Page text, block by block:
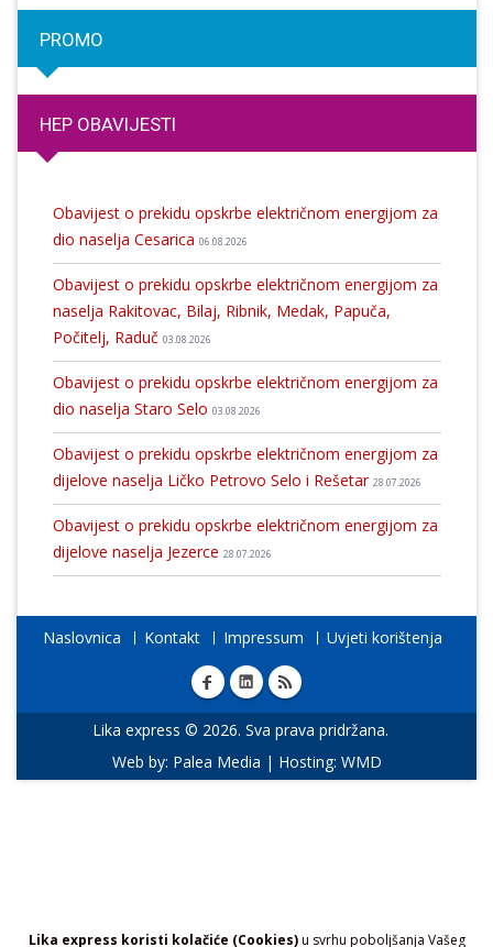
Lika express koristi kolačiće (Cookies)u svrhu poboljšanja Vašeg
PROMO
HEP OBAVIJESTI
Obavijest o prekidu opskrbe električnom energijom za
dio naselja Cesarica 06.08.2026
Obavijest o prekidu opskrbe električnom energijom za
naselja Rakitovac, Bilaj, Ribnik, Medak, Papuča,
Počitelj, Raduč 03.08.2026
Obavijest o prekidu opskrbe električnom energijom za
dio naselja Staro Selo 03.08.2026
Obavijest o prekidu opskrbe električnom energijom za
dijelove naselja Ličko Petrovo Selo i Rešetar 28.07.2026
Obavijest o prekidu opskrbe električnom energijom za
dijelove naselja Jezerce 28.07.2026
Naslovnica Kontakt Impressum Uvjeti korištenja
Lika express © 2026. Sva prava pridržana.
Web by: Palea Media | Hosting: WMD